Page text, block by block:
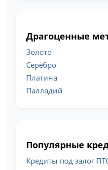
Драгоценные
Золото
Серебро
Платина
Палладий
Популярные
Кредиты под залог